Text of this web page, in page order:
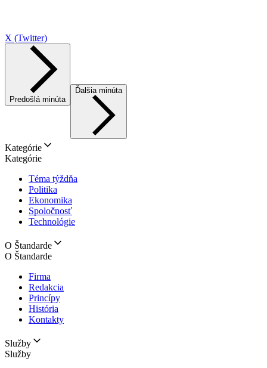
X (Twitter)
Predošlá minúta
Ďalšia minúta
Kategórie
Kategórie
Téma týždňa
Politika
Ekonomika
Spoločnosť
Technológie
O Štandarde
O Štandarde
Firma
Redakcia
Princípy
História
Kontakty
Služby
Služby